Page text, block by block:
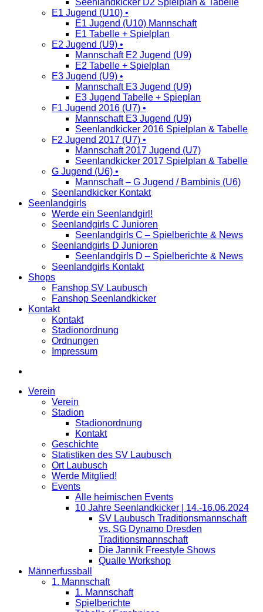
Seenlandkicker D2 Spielplan & Tabelle
E1 Jugend (U10) •
E1 Jugend (U10) Mannschaft
E1 Tabelle + Spielplan
E2 Jugend (U9) •
Mannschaft E2 Jugend (U9)
E2 Tabelle + Spielplan
E3 Jugend (U9) •
Mannschaft E3 Jugend (U9)
E3 Jugend Tabelle + Spieplan
F1 Jugend 2016 (U7) •
Mannschaft E3 Jugend (U9)
Seenlandkicker 2016 Spielplan & Tabelle
F2 Jugend 2017 (U7) •
Mannschaft 2017 Jugend (U7)
Seenlandkicker 2017 Spielplan & Tabelle
G Jugend (U6) •
Mannschaft – G Jugend / Bambinis (U6)
Seenlandkicker Kontakt
Seenlandgirls
Werde ein Seenlandgirl!
Seenlandgirls C Junioren
Seenlandgirls C – Spielberichte & News
Seenlandgirls D Junioren
Seenlandgirls D – Spielberichte & News
Seenlandgirls Kontakt
Shops
Fanshop SV Laubusch
Fanshop Seenlandkicker
Kontakt
Kontakt
Stadionordnung
Ordnungen
Impressum
Verein
Verein
Stadion
Stadionordnung
Kontakt
Geschichte
Statistiken des SV Laubusch
Ort Laubusch
Werde Mitglied!
Events
Alle heimischen Events
10 Jahre Seenlandkicker | 14.-16.06.2024
SV Laubusch Traditionsmannschaft
vs. SG Dynamo Dresden
Traditionsmannschaft
Die Jannik Freestyle Shows
Qualle Workshop
Männerfussball
1. Mannschaft
1. Mannschaft
Spielberichte